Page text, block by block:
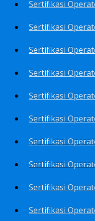
Sertifikasi
Sertifikasi
Sertifikasi
Sertifikasi
Sertifikasi